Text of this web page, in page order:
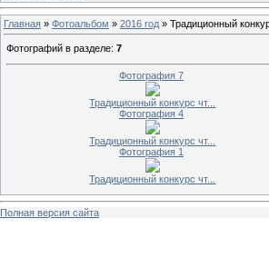
Главная » Фотоальбом » 2016 год » Традиционный
Фотографий в разделе: 7
Фотография 7
Традиционный конкурс чт...
Фотография 4
Традиционный конкурс чт...
Фотография 1
Традиционный конкурс чт...
Полная версия сайта